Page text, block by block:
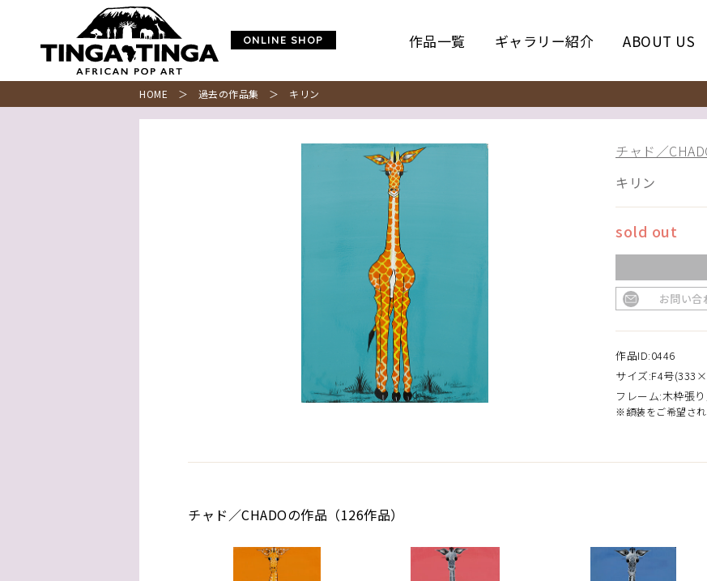
ONLINE SHOP 作品一覧 ギャラリー紹介 ABOUT US
HOME ＞ 過去の作品集 ＞ キリン
チャド／
キリン
sold out
お問い合
作品ID:0446
サイズ:F4号
フレーム:木枠張
※額装をご希望され
チャド／CHADOの作品（126作品）